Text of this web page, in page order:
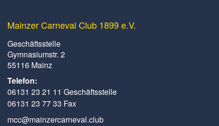
Mainzer Carneval Club 1899 e.V.
Geschäftsstelle
Gymnasiumstr. 2
55116 Mainz
Telefon:
06131 23 21 11 Geschäftsstelle
06131 23 77 33 Fax
mcc@mainzercarneval.club